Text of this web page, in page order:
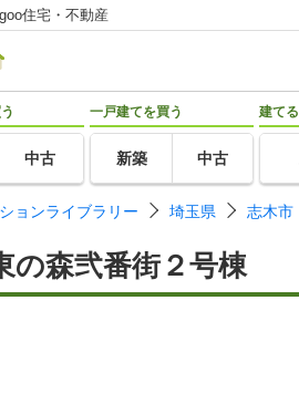
住宅・不動産
中古
一戸建てを買う
新築 中古
建てる
ョンライブラリー 埼玉県 志木市
の森弐番街２号棟